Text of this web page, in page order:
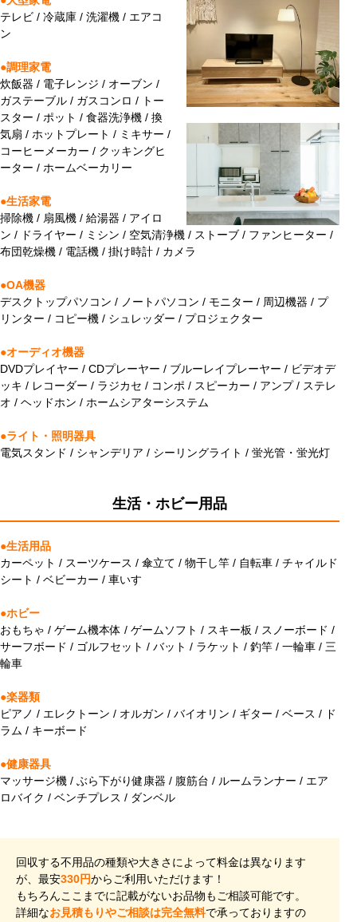
テレビ / 冷蔵庫 / 洗濯機 / エアコ
ン
●調理家電
炊飯器 / 電子レンジ / オーブン /
ガステーブル / ガスコンロ / トー
スター / ポット / 食器洗浄機 / 換
気扇 / ホットプレート / ミキサー /
コーヒーメーカー / クッキングヒ
ーター / ホームベーカリー
●生活家電
掃除機 / 扇風機 / 給湯器 / アイロ
ン / ドライヤー / ミシン / 空気清浄機 / ストーブ / ファンヒーター /
布団乾燥機 / 電話機 / 掛け時計 / カメラ
●OA機器
デスクトップパソコン / ノートパソコン / モニター / 周辺機器 / プ
リンター / コピー機 / シュレッダー / プロジェクター
●オーディオ機器
DVDプレイヤー / CDプレーヤー / ブルーレイプレーヤー / ビデオデ
ッキ / レコーダー / ラジカセ / コンポ / スピーカー / アンプ / ステレ
オ / ヘッドホン / ホームシアターシステム
●ライト・照明器具
電気スタンド / シャンデリア / シーリングライト / 蛍光管・蛍光灯
生活・ホビー用品
●生活用品
カーペット / スーツケース / 傘立て / 物干し竿 / 自転車 / チャイルド
シート / ベビーカー / 車いす
●ホビー
おもちゃ / ゲーム機本体 / ゲームソフト / スキー板 / スノーボード /
サーフボード / ゴルフセット / バット / ラケット / 釣竿 / 一輪車 / 三
輪車
●楽器類
ピアノ / エレクトーン / オルガン / バイオリン / ギター / ベース / ド
ラム / キーボード
●健康器具
マッサージ機 / ぶら下がり健康器 / 腹筋台 / ルームランナー / エア
ロバイク / ベンチプレス / ダンベル
回収する不用品の種類や大きさによって料金は異なります
が、最安330円からご利用いただけます！
もちろんここまでに記載がないお品物もご相談可能です。
詳細なお見積もりやご相談は完全無料で承っておりますの